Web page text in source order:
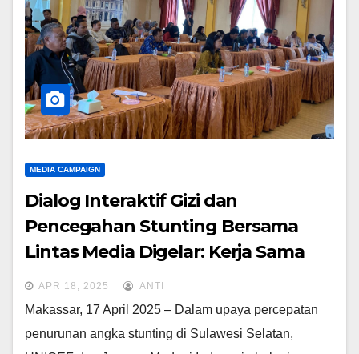
MEDIA CAMPAIGN
Dialog Interaktif Gizi dan
Pencegahan Stunting Bersama
Lintas Media Digelar: Kerja Sama
UNICEF, Jenewa, dan Pemerintah
Provinsi Sulawesi Selatan￼
APR 18, 2025 ANTI
Makassar, 17 April 2025 – Dalam upaya percepatan
penurunan angka stunting di Sulawesi Selatan,